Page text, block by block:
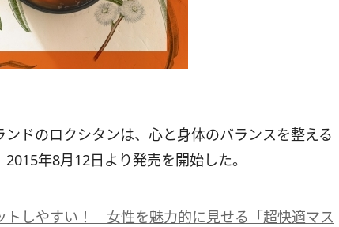
ドのロクシタンは、心と身体のバランスを整える
年8月12日より発売を開始した。
トしやすい！ 女性を魅力的に見せる「超快適マス